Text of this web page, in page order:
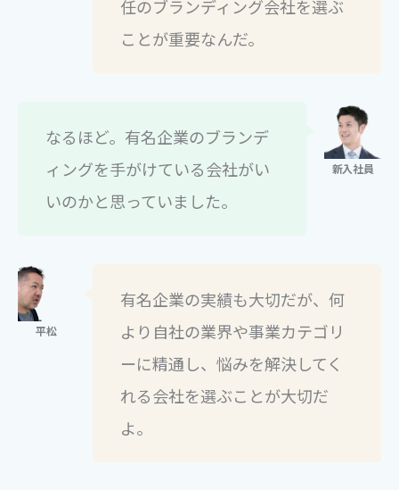
任のブランディング会社を選ぶ
ことが重要なんだ。
なるほど。有名企業のブランデ
ィングを手がけている会社がい
いのかと思っていました。
有名企業の実績も大切だが、何
より自社の業界や事業カテゴリ
ーに精通し、悩みを解決してく
れる会社を選ぶことが大切だ
よ。